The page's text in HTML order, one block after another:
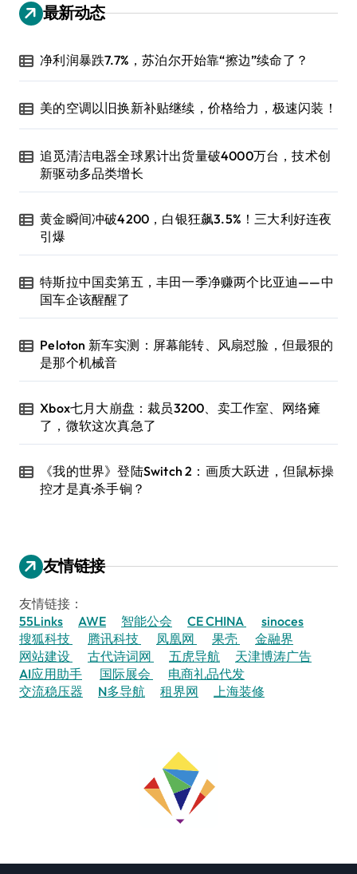
最新动态
净利润暴跌7.7%，苏泊尔开始靠“擦边”续命了？
美的空调以旧换新补贴继续，价格给力，极速闪装！
追觅清洁电器全球累计出货量破4000万台，技术创
新驱动多品类增长
黄金瞬间冲破4200，白银狂飙3.5%！三大利好连夜
引爆
特斯拉中国卖第五，丰田一季净赚两个比亚迪——中
国车企该醒醒了
Peloton 新车实测：屏幕能转、风扇怼脸，但最狠的
是那个机械音
Xbox七月大崩盘：裁员3200、卖工作室、网络瘫
了，微软这次真急了
《我的世界》登陆Switch 2：画质大跃进，但鼠标操
控才是真·杀手锏？
友情链接
友情链接：
55Links
AWE 智能公会 CE CHINA
sinoces
搜狐科技
腾讯科技 凤凰网 果壳
金融界
网站建设
古代诗词网 五虎导航
天津博涛广告
AI应用助手
国际展会
电商礼品代发
交流稳压器
N多导航 租界网 上海装修